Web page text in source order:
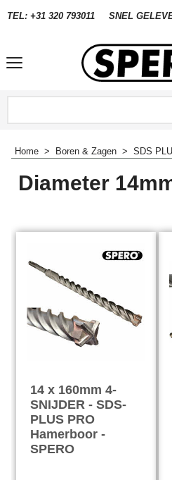
TEL: +31 320 793011 SNEL
Home > Boren & Zagen > SDS
Diameter
14 x 160mm 4-
SNIJDER - SDS-
PLUS PRO
Hamerboor -
SPERO